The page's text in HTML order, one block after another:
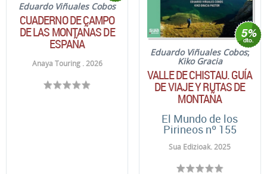
Eduardo Viñuales Cobos
CUADERNO DE CAMPO
DE LAS MONTAÑAS DE
ESPAÑA
Anaya Touring . 2026
Eduardo Viñuales Cobos;
Kiko Gracia
VALLE DE CHISTAU. GUÍA
DE VIAJE Y RUTAS DE
MONTAÑA
El Mundo de los
Pirineos nº 155
Sua Edizioak. 2025